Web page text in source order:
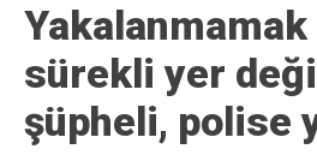
sürekli yer
şüpheli, polise